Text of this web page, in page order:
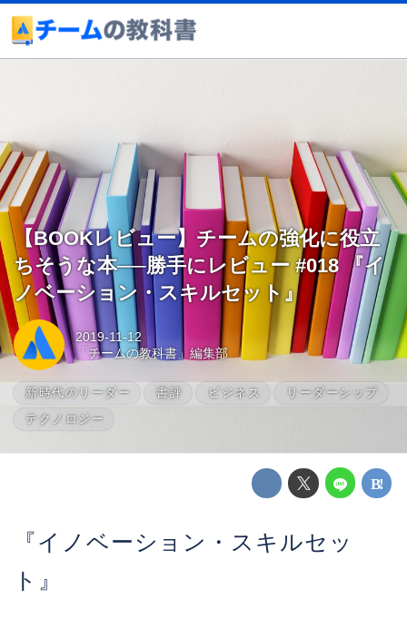
【BOOKレビュー】チームの強化に役立
ちそうな本──勝手にレビュー #018 『イ
ノベーション・スキルセット』
2019-11-12
「チームの教科書」編集部
新時代のリーダー 書評 ビジネス
リーダーシップ
テクノロジー
『イノベーション・スキルセッ
ト』